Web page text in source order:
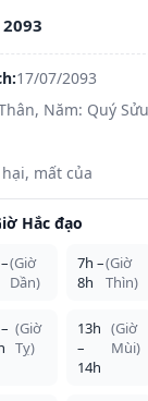
17/07/2093
Năm: Quý Sửu
mất của
Hắc đạo
(Giờ
Dần)
7h –
8h
(Giờ
Thìn)
(Giờ
Tỵ)
13h
–
14h
(Giờ
Mùi)